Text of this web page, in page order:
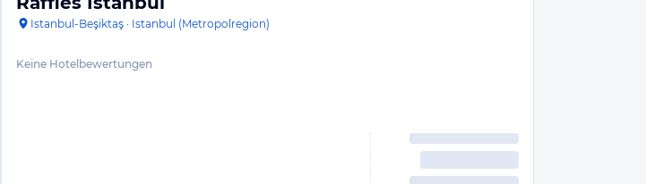
Istanbul-Beşiktaş · Istanbul (Metropolregion)
Keine Hotelbewertungen